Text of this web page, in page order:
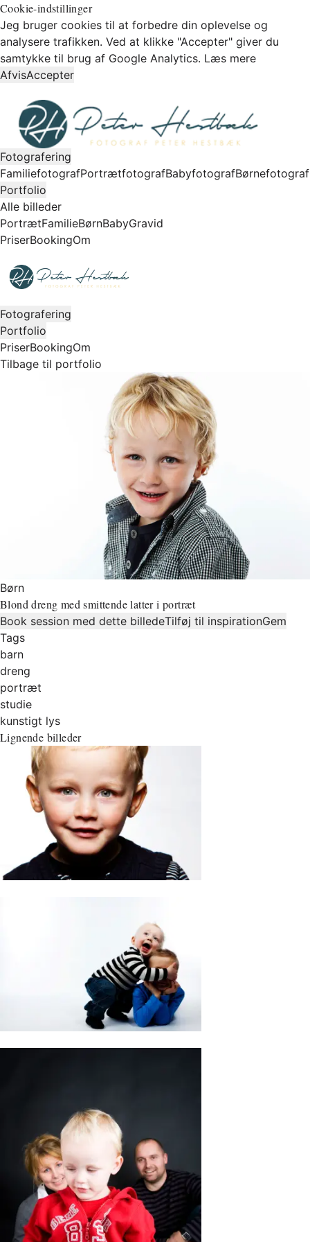
Cookie-indstillinger
Jeg bruger cookies til at forbedre din oplevelse og
analysere trafikken. Ved at klikke "Accepter" giver du
samtykke til brug af Google Analytics. Læs mere
AfvisAccepter
Fotografering
FamiliefotografPortrætfotografBabyfotografBørnefotograf
Portfolio
Alle billeder
PortrætFamilieBørnBabyGravid
PriserBookingOm
Fotografering
Portfolio
PriserBookingOm
Tilbage til portfolio
Børn
Blond dreng med smittende latter i portræt
Book session med dette billedeTilføj til inspirationGem
Tags
barn
dreng
portræt
studie
kunstigt lys
Lignende billeder